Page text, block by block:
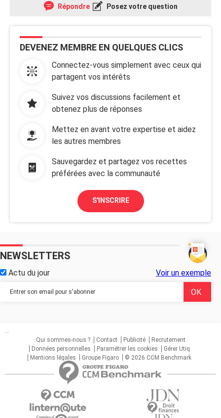
Répondre Posez votre question
DEVENEZ MEMBRE EN QUELQUES CLICS
Connectez-vous simplement avec ceux qui
partagent vos intérêts
Suivez vos discussions facilement et
obtenez plus de réponses
Mettez en avant votre expertise et aidez
les autres membres
Sauvegardez et partagez vos recettes
préférées avec la communauté
S'INSCRIRE
NEWSLETTERS
Actu du jour Voir un exemple
...
Qui sommes-nous ?
Contact Publicité
Recrutement
Données personnelles
Paramétrer les cookies
Gérer Utiq
Mentions légales
Groupe Figaro © 2026 CCM Benchmark